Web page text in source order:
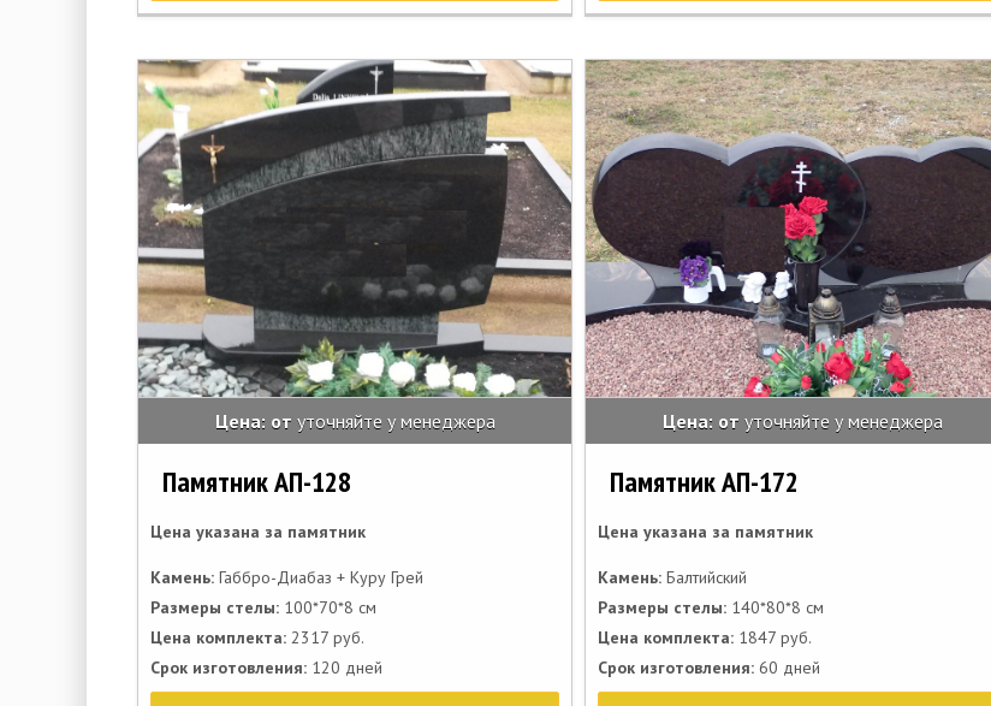
Цена: от уточняйте у менеджера
Памятник АП-128
Цена указана за памятник
Камень: Габбро-Диабаз + Куру Грей
Размеры стелы: 100*70*8 см
Цена комплекта: 2317 руб.
Срок изготовления: 120 дней
Цена: от уточняйте у менеджера
Памятник АП-172
Цена указана за памятник
Камень: Балтийский
Размеры стелы: 140*80*8 см
Цена комплекта: 1847 руб.
Срок изготовления: 60 дней